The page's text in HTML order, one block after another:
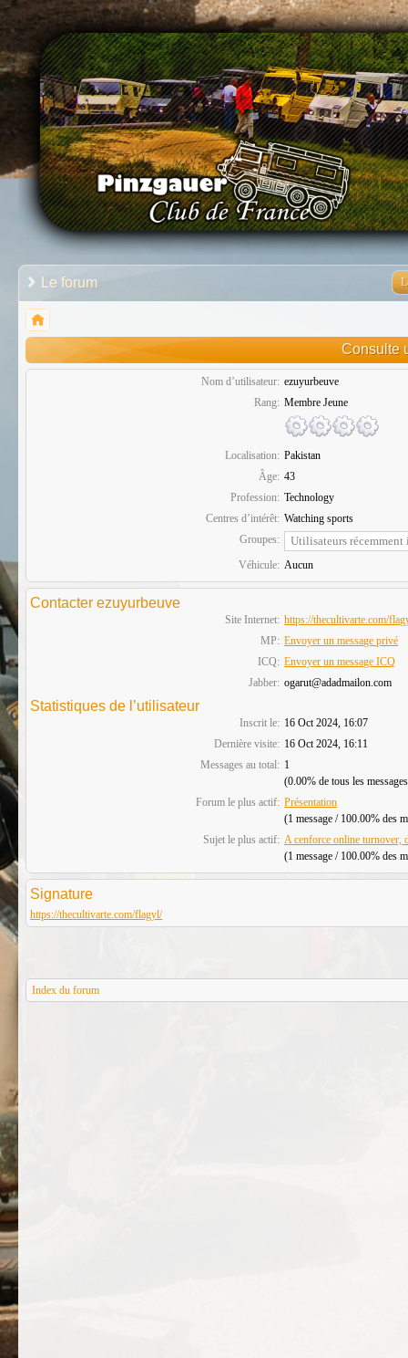
Le forum
Consulte
Nom d’utilisateur: ezuyurbeuve
Rang: Membre Jeune
Localisation: Pakistan
Âge: 43
Profession: Technology
Centres d’intérêt: Watching sports
Groupes:
Véhicule: Aucun
Contacter ezuyurbeuve
Site Internet: https://thecultivarte.com/
MP: Envoyer un message privé
ICQ: Envoyer un message ICQ
Jabber: ogarut@adadmailon.com
Statistiques de l’utilisateur
Inscrit le: 16 Oct 2024, 16:07
Dernière visite: 16 Oct 2024, 16:11
Messages au total: 1
(0.00% de tous les
Forum le plus actif: Présentation
(1 message / 100.00% des
Sujet le plus actif: A cenforce online turnover,
(1 message / 100.00% des
Signature
https://thecultivarte.com/flagyl/
Index du forum